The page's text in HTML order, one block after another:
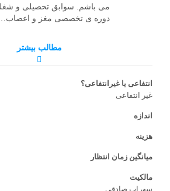
می باشم. سوابق تحصیلی و
دوره ی تخصصی مغز و اعصاب…
مطالب بیشتر
انتفاعی یا غیرانتفاعی؟
غیر انتفاعی
اندازه
هزینه
میانگین زمان انتظار
مالکیت
سهراب صادقی